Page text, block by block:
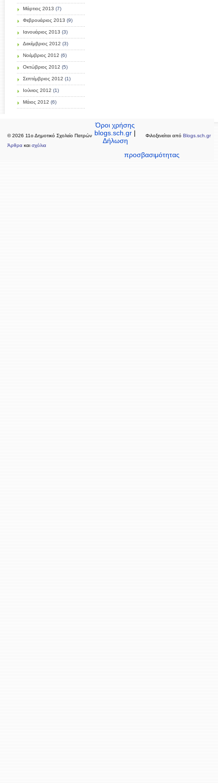
Μάρτιος 2013 (7)
Φεβρουάριος 2013 (9)
Ιανουάριος 2013 (3)
Δεκέμβριος 2012 (3)
Νοέμβριος 2012 (6)
Οκτώβριος 2012 (5)
Σεπτέμβριος 2012 (1)
Ιούνιος 2012 (1)
Μάιος 2012 (6)
© 2026 11ο Δημοτικό Σχολείο Πατρών
Άρθρα και σχόλια
Φιλοξενείται από Blogs.sch.gr
Όροι χρήσης
blogs.sch.gr |
Δήλωση
προσβασιμότητας